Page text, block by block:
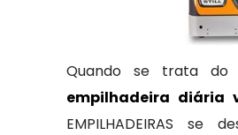
Quando se trata do
empilhadeira diária
EMPILHADEIRAS se